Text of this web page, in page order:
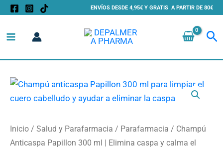
contenido
ENVÍOS DESDE 4,95€ Y GRATIS A PARTIR DE 80€
Inicio / Salud y Parafarmacia / Parafarmacia / Champú
Anticaspa Papillon 300 ml | Elimina caspa y calma el
Champú
Anticaspa
300
ml